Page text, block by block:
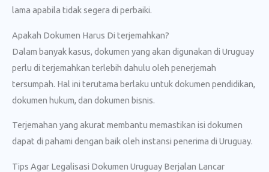
lama apabila tidak segera di perbaiki.
Apakah Dokumen Harus Di terjemahkan?
Dalam banyak kasus, dokumen yang akan digunakan di Uruguay
perlu di terjemahkan terlebih dahulu oleh penerjemah
tersumpah. Hal ini terutama berlaku untuk dokumen pendidikan,
dokumen hukum, dan dokumen bisnis.
Terjemahan yang akurat membantu memastikan isi dokumen
dapat di pahami dengan baik oleh instansi penerima di Uruguay.
Tips Agar Legalisasi Dokumen Uruguay Berjalan Lancar